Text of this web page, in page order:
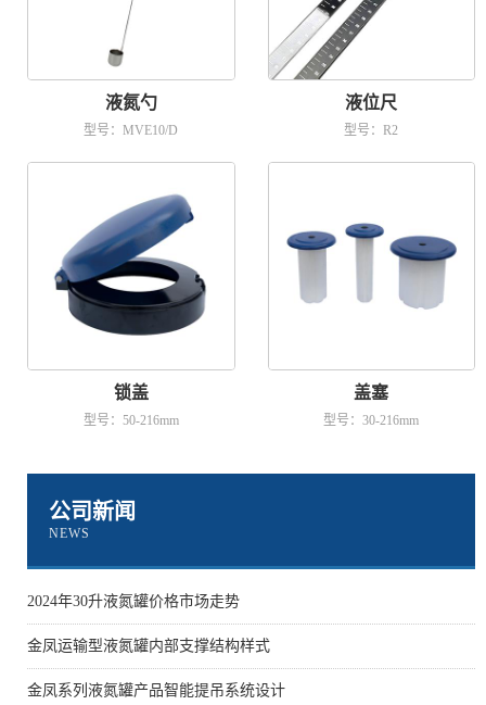
液氮勺
型号：MVE10/D
液位尺
型号：R2
锁盖
型号：50-216mm
盖塞
型号：30-216mm
公司新闻
NEWS
2024年30升液氮罐价格市场走势
金凤运输型液氮罐内部支撑结构样式
金凤系列液氮罐产品智能提吊系统设计